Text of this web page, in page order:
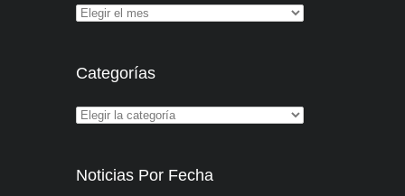
Categorías
Noticias Por Fecha